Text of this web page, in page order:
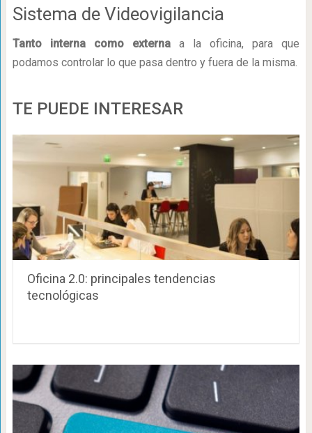
Sistema de Videovigilancia
Tanto interna como externaa la oficina, para que
podamos controlar lo que pasa dentro y fuera de la misma.
TE PUEDE INTERESAR
Oficina 2.0: principales tendencias
tecnológicas